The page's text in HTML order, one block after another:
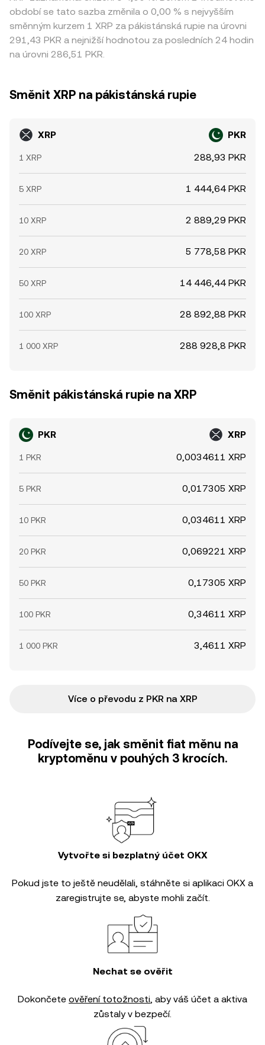
období se tato sazba změnila o 0,00 % s nejvyšším
směnným kurzem 1 XRP za pákistánská rupie na úrovni
291,43 PKR a nejnižší hodnotou za posledních 24 hodin
na úrovni 286,51 PKR.
Směnit XRP na pákistánská rupie
XRP PKR
1 XRP 288,93 PKR
5 XRP 1 444,64 PKR
10 XRP 2 889,29 PKR
20 XRP 5 778,58 PKR
50 XRP 14 446,44 PKR
100 XRP 28 892,88 PKR
1 000 XRP 288 928,8 PKR
Směnit pákistánská rupie na XRP
PKR XRP
1 PKR 0,0034611 XRP
5 PKR 0,017305 XRP
10 PKR 0,034611 XRP
20 PKR 0,069221 XRP
50 PKR 0,17305 XRP
100 PKR 0,34611 XRP
1 000 PKR 3,4611 XRP
Více o převodu z PKR na XRP
Podívejte se, jak směnit fiat měnu na
kryptoměnu v pouhých 3 krocích.
Vytvořte si bezplatný účet OKX
Pokud jste to ještě neudělali, stáhněte si aplikaci OKX a
zaregistrujte se, abyste mohli začít.
Nechat se ověřit
Dokončete ověření totožnosti, aby váš účet a aktiva
zůstaly v bezpečí.